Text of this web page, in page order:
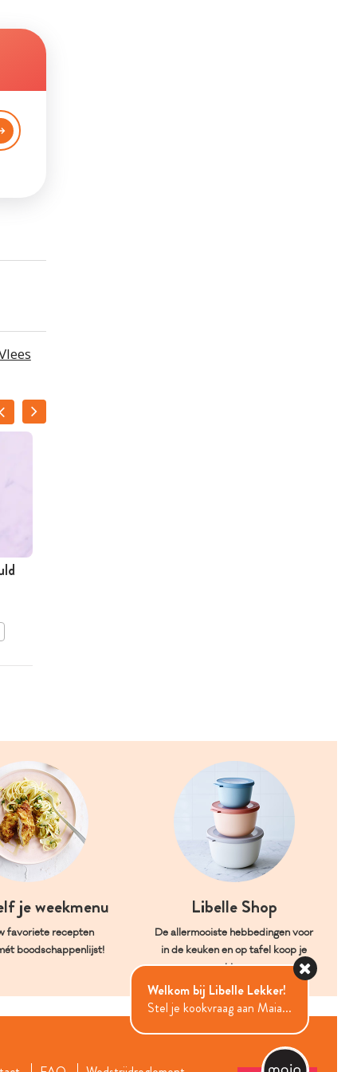
je weekmenu
favoriete recepten
boodschappenlijst!
Libelle Shop
De allermooiste hebbedingen voor
in de keuken en op tafel koop je
hier.
Welkom bij Libelle Lekker!
Stel je kookvraag aan Maia...